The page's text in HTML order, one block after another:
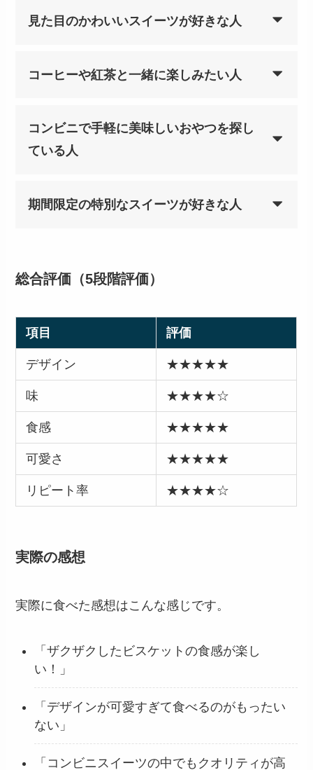
見た目のかわいいスイーツが好きな人
コーヒーや紅茶と一緒に楽しみたい人
コンビニで手軽に美味しいおやつを探し
ている人
期間限定の特別なスイーツが好きな人
総合評価（5段階評価）
項目 評価
デザイン ★★★★★
味 ★★★★☆
食感 ★★★★★
可愛さ ★★★★★
リピート率 ★★★★☆
実際の感想
実際に食べた感想はこんな感じです。
「ザクザクしたビスケットの食感が楽し
い！」
「デザインが可愛すぎて食べるのがもったい
ない」
「コンビニスイーツの中でもクオリティが高